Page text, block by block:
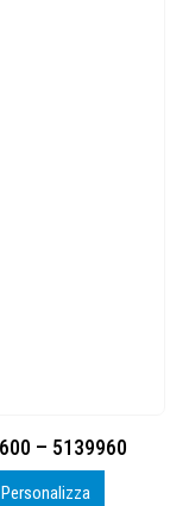
DTF
Personalizza